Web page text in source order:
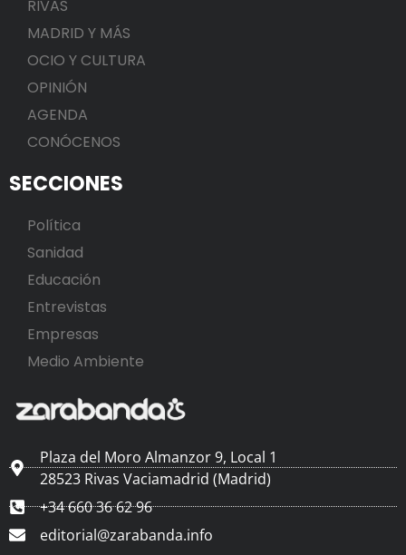
RIVAS
MADRID Y MÁS
OCIO Y CULTURA
OPINIÓN
AGENDA
CONÓCENOS
SECCIONES
Política
Sanidad
Educación
Entrevistas
Empresas
Medio Ambiente
Plaza del Moro Almanzor 9, Local 1
28523 Rivas Vaciamadrid (Madrid)
+34 660 36 62 96
editorial@zarabanda.info